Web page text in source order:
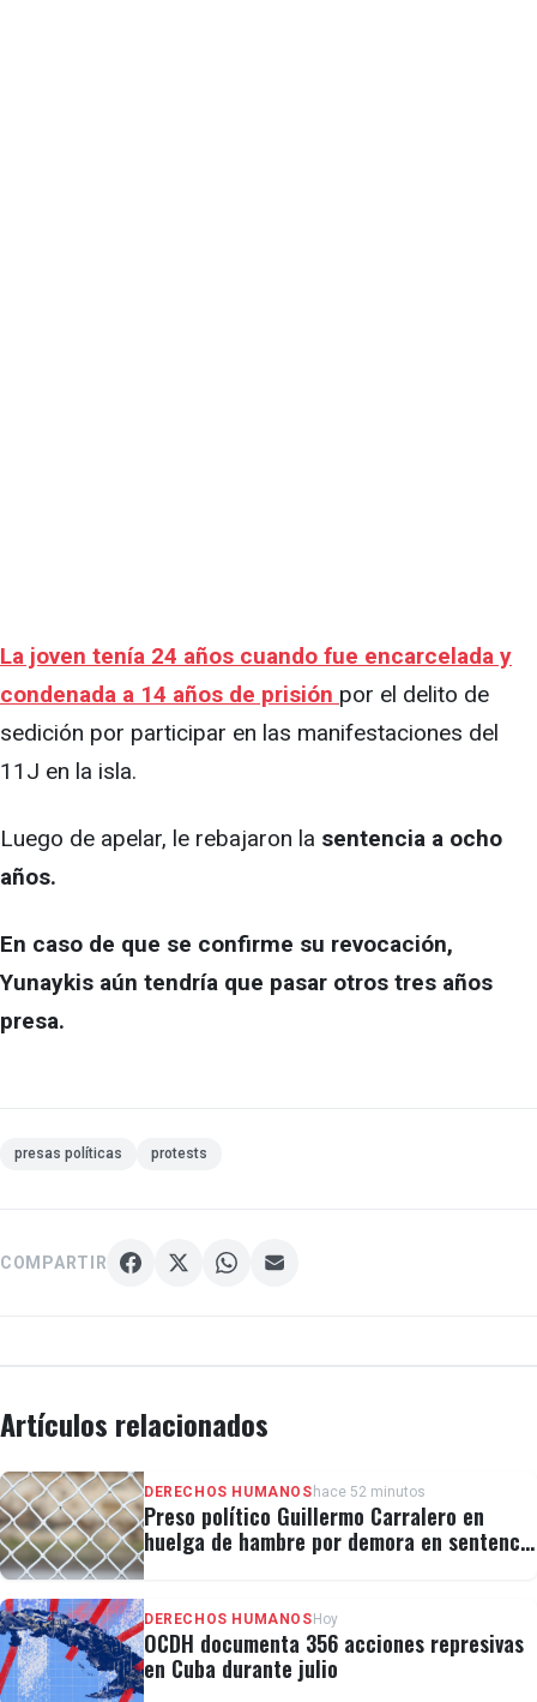
La joven tenía 24 años cuando fue encarcelada y
condenada a 14 años de prisión por el delito de
sedición por participar en las manifestaciones del
11J en la isla.
Luego de apelar, le rebajaron la sentencia a ocho
años.
En caso de que se confirme su revocación,
Yunaykis aún tendría que pasar otros tres años
presa.
presas políticas protests
COMPARTIR
Artículos relacionados
DERECHOS HUMANOS hace 52 minutos
Preso político Guillermo Carralero en
huelga de hambre por demora en sentencia
DERECHOS HUMANOS Hoy
OCDH documenta 356 acciones represivas
en Cuba durante julio